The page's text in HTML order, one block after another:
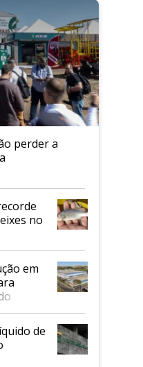
perder a
no
em
de